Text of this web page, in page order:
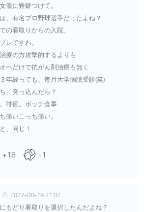
優に難癖つけて。
、有名プロ野球選手だったよね？
の看取りからの入院。
レですわ。
療の方攻撃的するよりも
ペだけで抗がん剤治療も無く
年経っても、毎月大学病院受診(笑)
、突っ込んだら？
徘徊。ボッチ食事
痛いこっち痛い。
、同じ！
+18 -1
2022-08-19 21:07
もどり看取りを選択したんだよね？